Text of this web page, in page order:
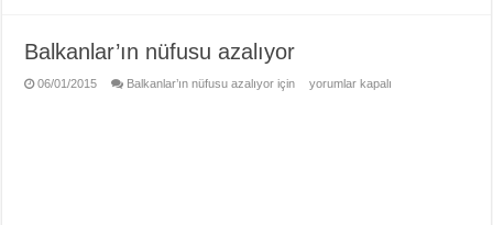
Balkanlar’ın nüfusu azalıyor
06/01/2015 Balkanlar’ın nüfusu azalıyor için yorumlar kapalı